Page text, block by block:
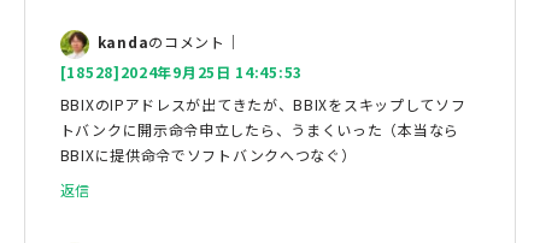
kandaのコメント｜
[18528]2024年9月25日 14:45:53
BBIXのIPアドレスが出てきたが、BBIXをスキップしてソフ
トバンクに開示命令申立したら、うまくいった（本当なら
BBIXに提供命令でソフトバンクへつなぐ）
返信